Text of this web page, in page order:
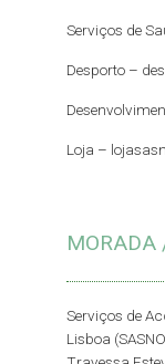
Serviços de
Desporto –
Loja –
MORADA
Serviços de
Lisboa